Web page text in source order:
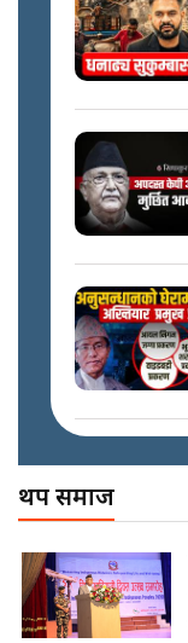
थप समाज